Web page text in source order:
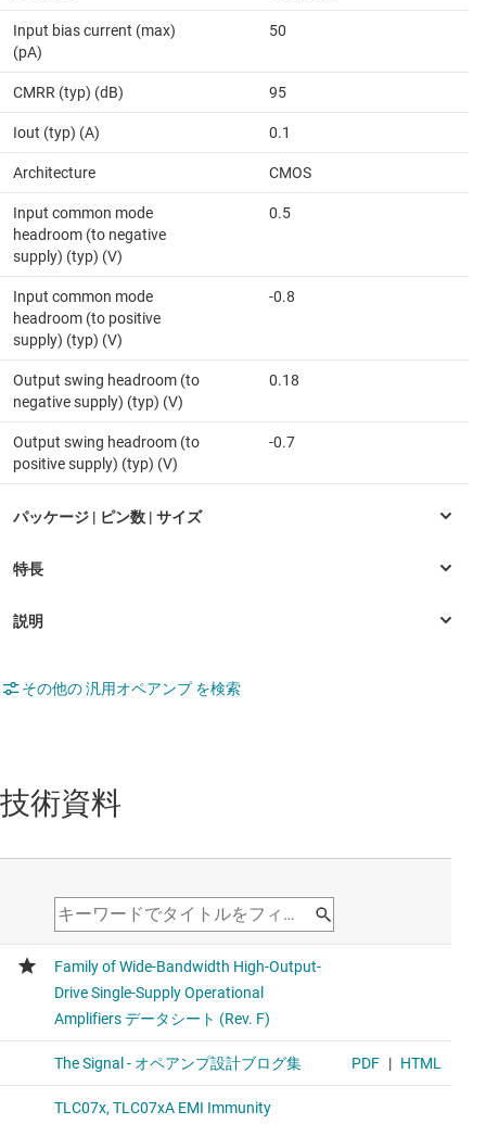
Input bias current (max)
(pA)
50
CMRR (typ) (dB) 95
Iout (typ) (A) 0.1
Architecture CMOS
Input common mode
headroom (to negative
supply) (typ) (V)
0.5
Input common mode
headroom (to positive
supply) (typ) (V)
-0.8
Output swing headroom (to
negative supply) (typ) (V)
0.18
Output swing headroom (to
positive supply) (typ) (V)
-0.7
その他の 汎用オペアンプ を検索
技術資料